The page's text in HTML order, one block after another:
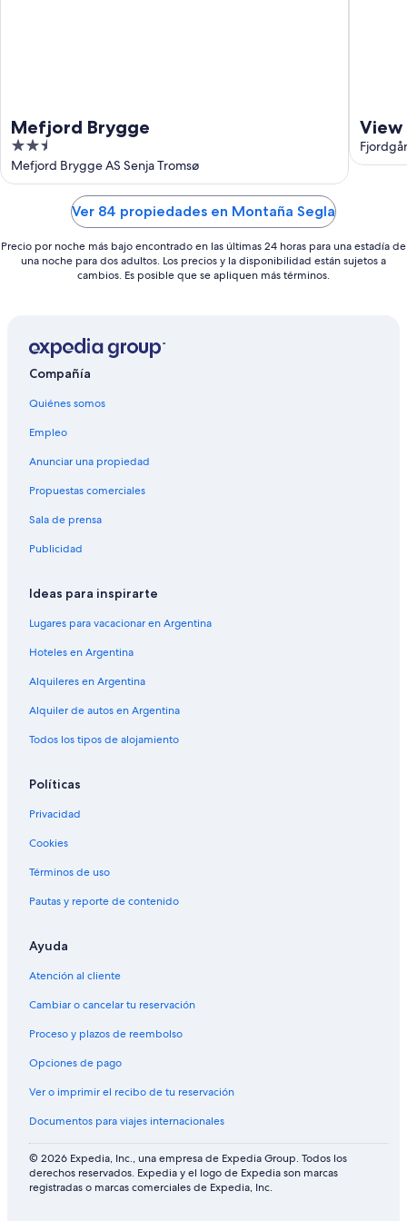
Mefjord Brygge
2.5
out
of
Mefjord Brygge AS Senja Tromsø
View
Ver 84 propiedades en Montaña Segla
Precio por noche más bajo encontrado en las últimas 24 horas para una estadía de
una noche para dos adultos. Los precios y la disponibilidad están sujetos a
cambios. Es posible que se apliquen más términos.
Compañía
Quiénes somos
Empleo
Anunciar una propiedad
Propuestas comerciales
Sala de prensa
Publicidad
Ideas para inspirarte
Lugares para vacacionar en Argentina
Hoteles en Argentina
Alquileres en Argentina
Alquiler de autos en Argentina
Todos los tipos de alojamiento
Políticas
Privacidad
Cookies
Términos de uso
Pautas y reporte de contenido
Ayuda
Atención al cliente
Cambiar o cancelar tu reservación
Proceso y plazos de reembolso
Opciones de pago
Ver o imprimir el recibo de tu reservación
Documentos para viajes internacionales
© 2026 Expedia, Inc., una empresa de Expedia Group. Todos los
derechos reservados. Expedia y el logo de Expedia son marcas
registradas o marcas comerciales de Expedia, Inc.